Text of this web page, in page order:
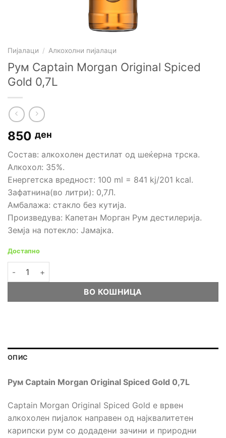
Пијалаци / Алкохолни пијалаци
Рум Captain Morgan Original Spiced
Gold 0,7L
850 ден
Состав: алкохолен дестилат од шеќерна трска.
Алкохол: 35%.
Енергетска вредност: 100 ml = 841 kj/201 kcal.
Зафатнина(во литри): 0,7Л.
Амбалажа: стакло без кутија.
Произведува: Капетан Морган Рум дестилерија.
Земја на потекло: Јамајка.
Достапно
Рум Captain Morgan Original Spiced Gold 0,7L количина
ВО КОШНИЦА
ОПИС
Рум Captain Morgan Original Spiced Gold 0,7L
Captain Morgan Original Spiced Gold е врвен
алкохолен пијалок направен од најквалитетен
карипски рум со додадени зачини и природни